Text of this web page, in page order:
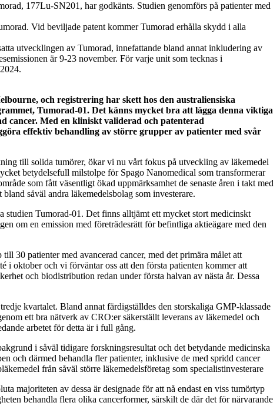
177Lu-SN201, har godkänts. Studien genomförs på patienter med
Vid beviljade patent kommer Tumorad erhålla skydd i alla
utvecklingen av Tumorad, innefattande bland annat inkludering av
är 9-23 november. För varje unit som tecknas i
och registrering har skett hos den australiensiska
Tumorad-01. Det känns mycket bra att lägga denna viktiga
cancer. Med en kliniskt validerad och patenterad
effektiv behandling av större grupper av patienter med svår
till solida tumörer, ökar vi nu vårt fokus på utveckling av läkemedel
betydelsefull milstolpe för Spago Nanomedical som transformerar
som fått väsentligt ökad uppmärksamhet de senaste åren i takt med
såväl andra läkemedelsbolag som investerare.
studien Tumorad-01. Det finns alltjämt ett mycket stort medicinskt
om en emission med företrädesrätt för befintliga aktieägare med den
30 patienter med avancerad cancer, med det primära målet att
oktober och vi förväntar oss att den första patienten kommer att
och biodistribution redan under första halvan av nästa år. Dessa
kvartalet. Bland annat färdigställdes den storskaliga GMP-klassade
ett bra nätverk av CRO:er säkerställt leverans av läkemedel och
arbetet för detta är i full gång.
i såväl tidigare forskningsresultat och det betydande medicinska
och därmed behandla fler patienter, inklusive de med spridd cancer
från såväl större läkemedelsföretag som specialistinvesterare
majoriteten av dessa är designade för att nå endast en viss tumörtyp
behandla flera olika cancerformer, särskilt de där det för närvarande